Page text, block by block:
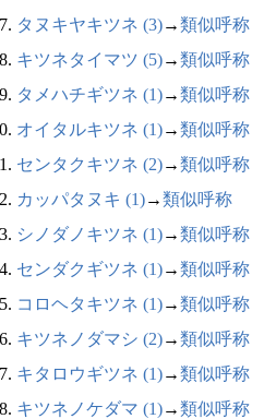
タヌキヤキツネ (3)→類似呼称
キツネタイマツ (5)→類似呼称
タメハチギツネ (1)→類似呼称
オイタルキツネ (1)→類似呼称
センタクキツネ (2)→類似呼称
カッパタヌキ (1)→類似呼称
シノダノキツネ (1)→類似呼称
センダクギツネ (1)→類似呼称
コロヘタキツネ (1)→類似呼称
キツネノダマシ (2)→類似呼称
キタロウギツネ (1)→類似呼称
キツネノケダマ (1)→類似呼称